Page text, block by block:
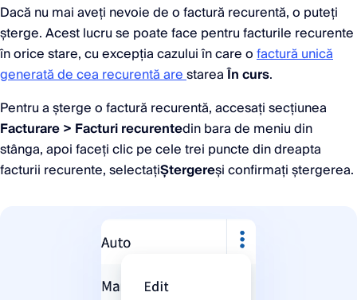
Dacă nu mai aveți nevoie de o factură recurentă, o puteți
șterge. Acest lucru se poate face pentru facturile recurente
în orice stare, cu excepția cazului în care ofactură unică
generată de cea recurentă arestareaÎn curs.
Pentru a șterge o factură recurentă, accesați secțiunea
Facturare > Facturi recurentedin bara de meniu din
stânga, apoi faceți clic pe cele trei puncte din dreapta
facturii recurente, selectațiȘtergereși confirmați ștergerea.